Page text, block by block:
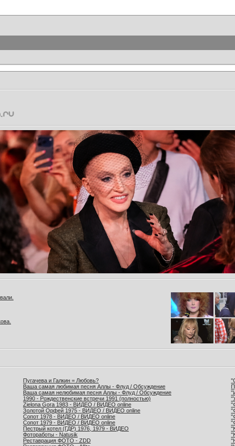
Пугачева и Галкин = Любовь?
Ваша самая любимая песня Аллы - Флуд / Обсуждение
Ваша самая нелюбимая песня Аллы - Флуд / Обсуждение
1990 - Рождественские встречи 1991 (полностью)
Zielona Gora 1983 - ВИДЕО / ВИДЕО online
Золотой Орфей 1975 - ВИДЕО / ВИДЕО online
Сопот 1978 - ВИДЕО / ВИДЕО online
Сопот 1979 - ВИДЕО / ВИДЕО online
Пестрый котел (ГДР) 1976, 1979 - ВИДЕО
Фотоработы - Natusik
Реставрация ФОТО - ZDD